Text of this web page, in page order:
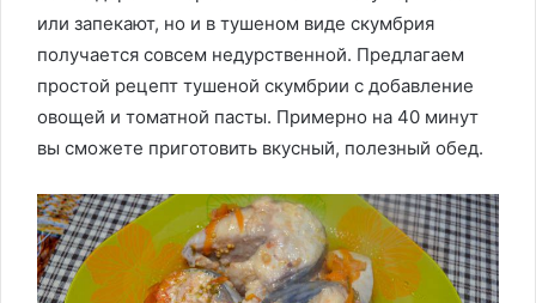
или запекают, но и в тушеном виде скумбрия
получается совсем недурственной. Предлагаем
простой рецепт тушеной скумбрии с добавление
овощей и томатной пасты. Примерно на 40 минут
вы сможете приготовить вкусный, полезный обед.